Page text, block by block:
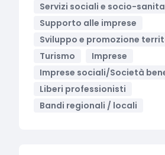
Servizi sociali e socio-
Supporto alle imprese
Sviluppo e promozione
Turismo
Imprese
Imprese sociali/Società
Liberi professionisti
Bandi regionali / locali